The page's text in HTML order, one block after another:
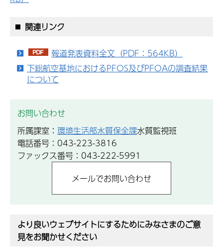
関連リンク
報道発表資料全文（PDF：564KB）
下総航空基地におけるPFOS及びPFOAの調査結果
について
お問い合わせ
所属課室： 環境生活部水質保全課水質監視班
電話番号：043-223-3816
ファックス番号：043-222-5991
より良いウェブサイトにするためにみなさまのご意
見をお聞かせください